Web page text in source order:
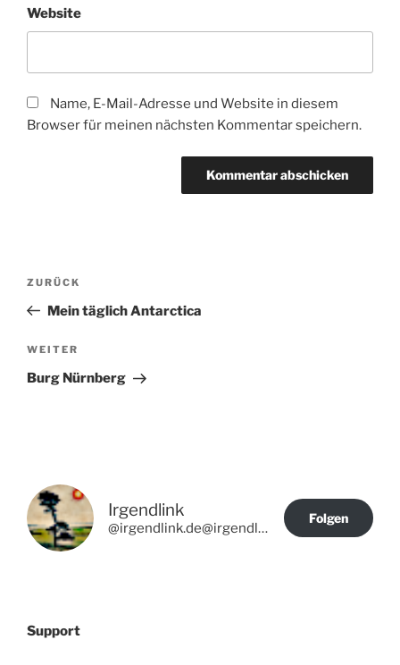
Website
Name, E-Mail-Adresse und Website in diesem
Browser für meinen nächsten Kommentar speichern.
Beitragsnavigation
Vorheriger
Beitrag
ZURÜCK
Mein täglich Antarctica
Nächster
Beitrag
WEITER
Burg Nürnberg
Irgendlink
@irgendlink.de@irgendlink.de
Folgen
Support